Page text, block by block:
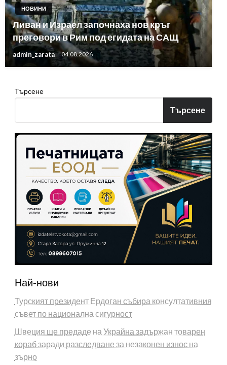
НОВИНИ
Ливан и Израел започнаха нов кръг
преговори в Рим под егидата на САЩ
admin_zarata 04.08.2026
Търсене
Търсене
Най-нови
Турският президент Ердоган събира консултативния
съвет по национална сигурност
Швеция ще предаде на Украйна задържан товарен
кораб заради разследване за незаконен износ на
зърно